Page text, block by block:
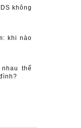
không
khi nào
thế